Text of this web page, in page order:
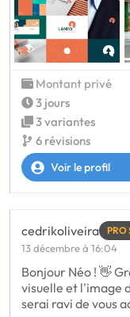
Montant privé
3 jours
3 variantes
6 révisions
Voir le profil
cedrikoliveira PRO
13 décembre à 16:04
Bonjour Néo ! 👋
visuelle et l'image
serai ravi de vous